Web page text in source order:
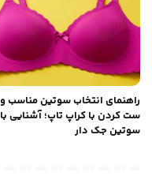
راهنمای انتخاب سوتین مناسب و
ست کردن با کراپ تاپ؛ آشنایی با
سوتین جک دار